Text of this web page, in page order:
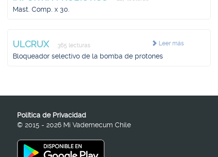
Mast. Comp. x 30.
Leer más
ULCRUX 365 lecturas
Bloqueador selectivo de la bomba de protones
Política de Privacidad
© 2015 - 2026 Mi Vademecum Chile